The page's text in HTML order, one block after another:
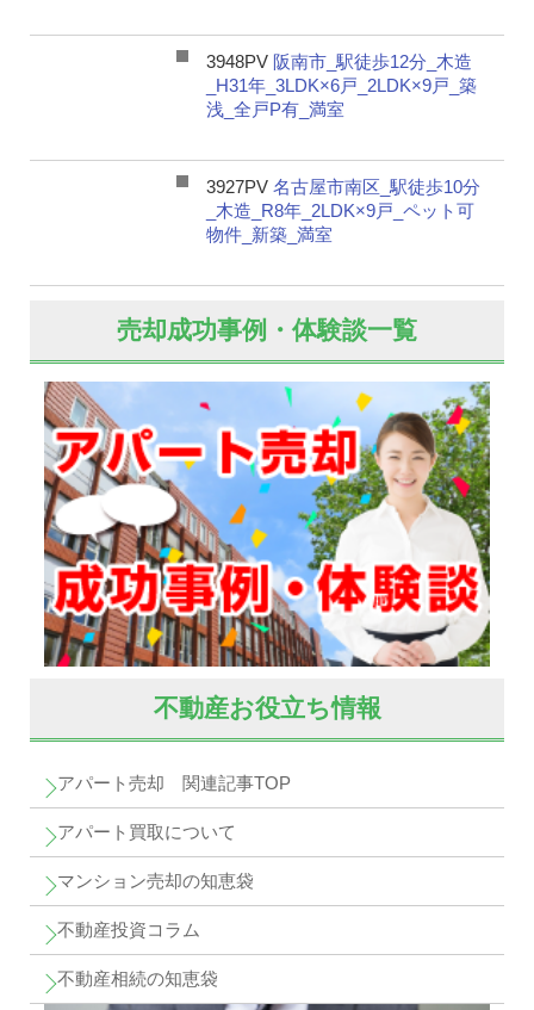
3948PV 阪南市_駅徒歩12分_木造
_H31年_3LDK×6戸_2LDK×9戸_築
浅_全戸P有_満室
3927PV 名古屋市南区_駅徒歩10分
_木造_R8年_2LDK×9戸_ペット可
物件_新築_満室
売却成功事例・体験談一覧
不動産お役立ち情報
アパート売却 関連記事TOP
アパート買取について
マンション売却の知恵袋
不動産投資コラム
不動産相続の知恵袋